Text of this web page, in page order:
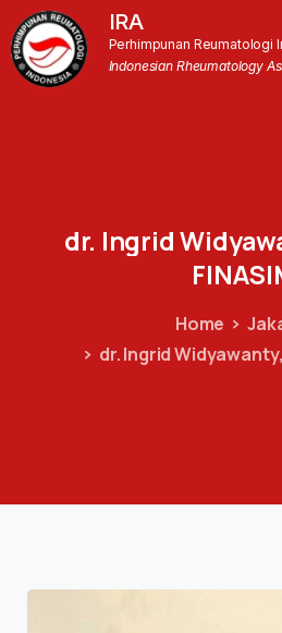
IRA
Perhimpunan Reumatologi
Indonesian Rheumatology
dr. Ingrid
Home
dr. Ingrid Widyawanty,